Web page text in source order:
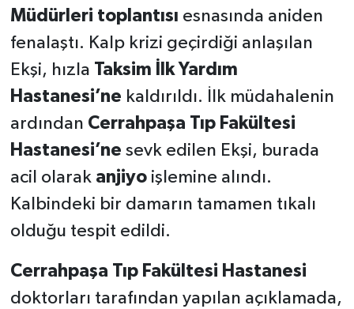
Müdürleri toplantısı esnasında aniden
fenalaştı. Kalp krizi geçirdiği anlaşılan
Ekşi, hızla Taksim İlk Yardım
Hastanesi’ne kaldırıldı. İlk müdahalenin
ardından Cerrahpaşa Tıp Fakültesi
Hastanesi’ne sevk edilen Ekşi, burada
acil olarak anjiyoişlemine alındı.
Kalbindeki bir damarın tamamen tıkalı
olduğu tespit edildi.
Cerrahpaşa Tıp Fakültesi Hastanesi
doktorları tarafından yapılan açıklamada,